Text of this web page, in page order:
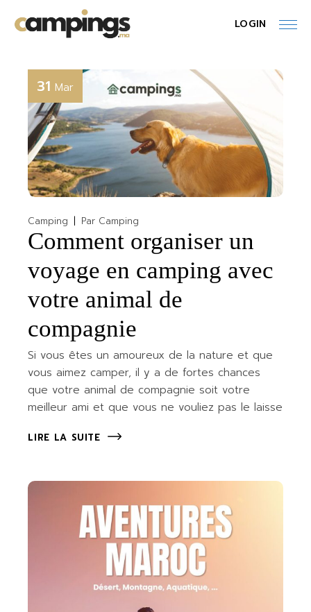
the
content
LOGIN
31 Mar
Camping Par Camping
Comment organiser un
voyage en camping avec
votre animal de
compagnie
Si vous êtes un amoureux de la nature et que
vous aimez camper, il y a de fortes chances
que votre animal de compagnie soit votre
meilleur ami et que vous ne vouliez pas le laisse
LIRE LA SUITE